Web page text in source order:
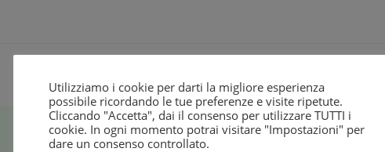
Link
Utilizziamo i cookie per darti la migliore esperienza
possibile ricordando le tue preferenze e visite ripetute.
Cliccando "Accetta", dai il consenso per utilizzare TUTTI i
cookie. In ogni momento potrai visitare "Impostazioni" per
dare un consenso controllato.